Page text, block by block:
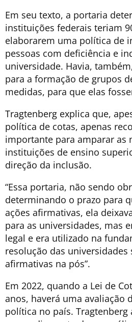
Em seu texto, a portaria
instituições federais teriam
elaborarem uma política de
pessoas com deficiência e
universidade. Havia,
para a formação de grupos
medidas, para que elas
Tragtenberg explica que,
política de cotas, apenas
importante para amparar as
instituições de ensino
direção da inclusão.
“Essa portaria, não sendo
determinando o prazo para
ações afirmativas, ela
para as universidades, mas
legal e era utilizado na
resolução das universidades
afirmativas na pós”.
Em 2022, quando a Lei de
anos, haverá uma avaliação
política no país. Tragtenberg